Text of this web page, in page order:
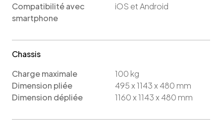
Compatibilité avec
smartphone
iOS et Android
Chassis
Charge maximale
100 kg
Dimension pliée
495 x 1143 x 480 mm
Dimension dépliée
1160 x 1143 x 480 mm